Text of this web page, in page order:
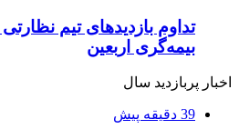
تداوم بازدیدهای تیم
بیمه‌گری اربعین
اخبار پربازدید سال
39 دقیقه پیش